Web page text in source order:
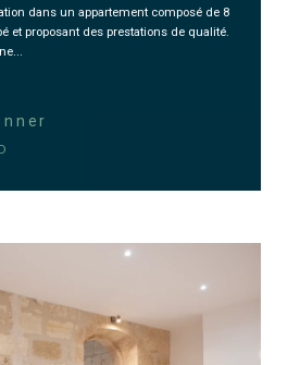
dans un appartement composé de 8
et proposant des prestations de qualité.